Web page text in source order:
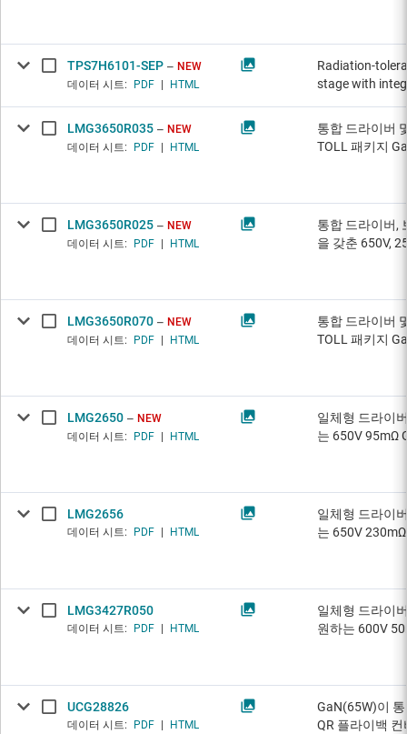
TPS7H6101-SEP
NEW
데이터 시트:
PDF HTML
Radiation-
stage with
LMG3650R035
NEW
데이터 시트:
PDF HTML
통합 드라이버
TOLL 패키지
LMG3650R025
NEW
데이터 시트:
PDF HTML
통합 드라이버,
을 갖춘 650V,
LMG3650R070
NEW
데이터 시트:
PDF HTML
통합 드라이버
TOLL 패키지
LMG2650
NEW
데이터 시트:
PDF HTML
일체형 드라이
는 650V 95mΩ
LMG2656
데이터 시트: PDF HTML
일체형 드라이
는 650V
LMG3427R050
데이터 시트: PDF HTML
일체형 드라이
원하는 600V
UCG28826
데이터 시트: PDF HTML
GaN(65W)이
QR 플라이백 컨